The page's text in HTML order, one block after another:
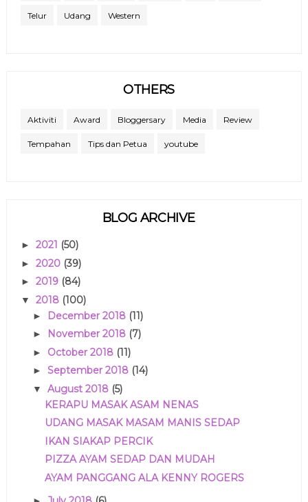
Telur Udang Western
OTHERS
Aktiviti Award Bloggersary Media Review
Tempahan Tips dan Petua youtube
BLOG ARCHIVE
► 2021 (50)
► 2020 (39)
► 2019 (84)
▼ 2018 (100)
► December 2018 (11)
► November 2018 (7)
► October 2018 (11)
► September 2018 (14)
▼ August 2018 (5)
KERAPU MASAK ASAM NENAS
UDANG MASAK MASAM MANIS SEDAP
IKAN SIAKAP PERCIK
PIZZA AYAM SEDAP DAN MUDAH
AYAM PANGGANG ALA KENNY ROGERS